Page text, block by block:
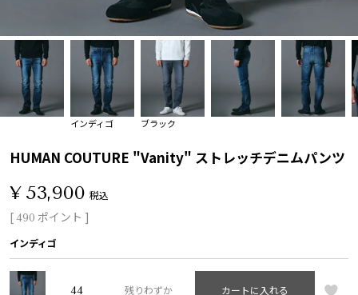
インディゴ ブラック
HUMAN COUTURE "Vanity" ストレッチデニムパンツ
¥ 53,900 税込
[ 490 ポイント ]
インディゴ
44 残りわずか カートに入れる